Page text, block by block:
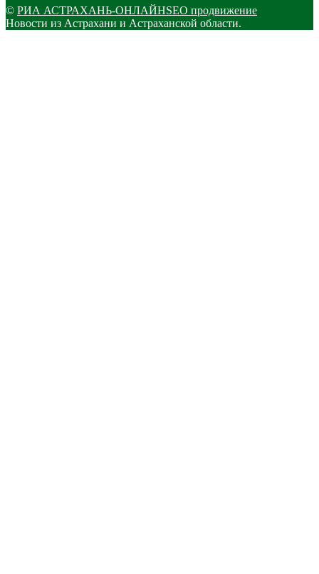
© РИА АСТРАХАНЬ-ОНЛАЙНSEO продвижение
Новости из Астрахани и Астраханской области.